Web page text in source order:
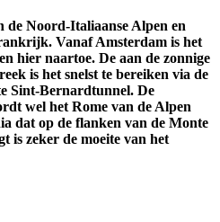
de Noord-Italiaanse Alpen en
Vanaf Amsterdam is het
hier naartoe. De aan de zonnige
is het snelst te bereiken via de
Sint-Bernardtunnel. De
wel het Rome van de Alpen
dat op de flanken van de Monte
is zeker de moeite van het